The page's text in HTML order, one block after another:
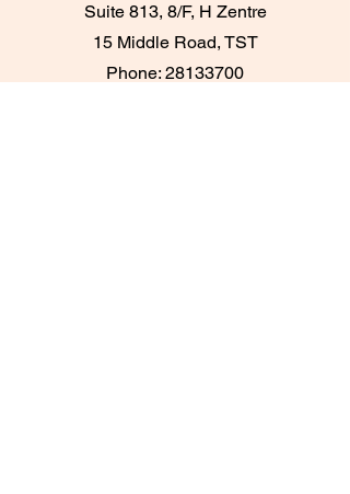
Suite 813, 8/F, H Zentre
15 Middle Road, TST
Phone: 28133700